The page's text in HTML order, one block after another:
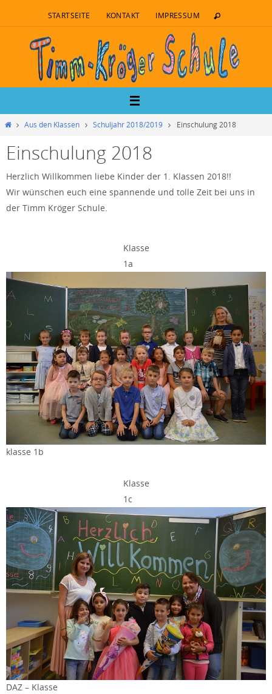
STARTSEITE KONTAKT IMPRESSUM
Aus den Klassen Schuljahr 2018/2019 Einschulung 2018
Einschulung 2018
Herzlich Willkommen liebe Kinder der 1. Klassen 2018!!
Wir wünschen euch eine spannende und tolle Zeit bei uns in
der Timm Kröger Schule.
Klasse
1a
klasse 1b
Klasse
1c
DAZ – Klasse